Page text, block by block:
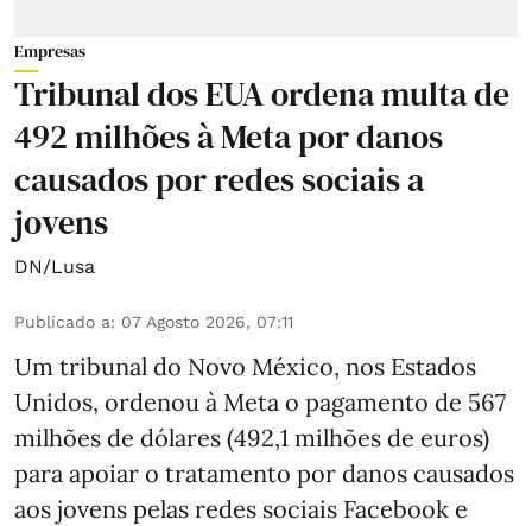
Empresas
Tribunal dos EUA ordena multa de
492 milhões à Meta por danos
causados por redes sociais a
jovens
DN/Lusa
Publicado a: 07 Agosto 2026, 07:11
Um tribunal do Novo México, nos Estados
Unidos, ordenou à Meta o pagamento de 567
milhões de dólares (492,1 milhões de euros)
para apoiar o tratamento por danos causados
aos jovens pelas redes sociais Facebook e